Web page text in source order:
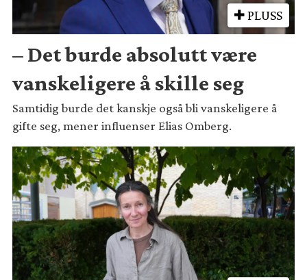
PLUSS
– Det burde absolutt være
vanskeligere å skille seg
Samtidig burde det kanskje også bli vanskeligere å
gifte seg, mener influenser Elias Omberg.